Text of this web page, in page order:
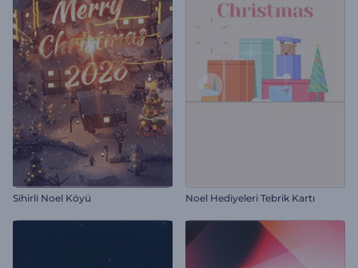
Sihirli Noel Köyü Noel Hediyeleri Tebrik Kartı